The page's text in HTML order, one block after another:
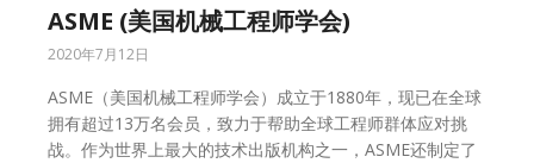
ASME (美国机械工程师学会)
2020年7月12日
ASME（美国机械工程师学会）成立于1880年，现已在全球
拥有超过13万名会员，致力于帮助全球工程师群体应对挑
战。作为世界上最大的技术出版机构之一，ASME还制定了